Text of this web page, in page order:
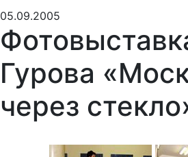
05.09.2005
Гурова
через